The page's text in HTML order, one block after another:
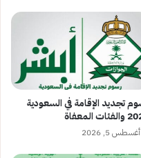
تجديد الإقامة في السعودية
المعفاة
أغسطس 5, 2026